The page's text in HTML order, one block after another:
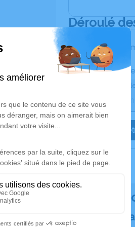
Déroulé
Les
Activez une
Recevoir une
Je veux
Rendez
Plantez un